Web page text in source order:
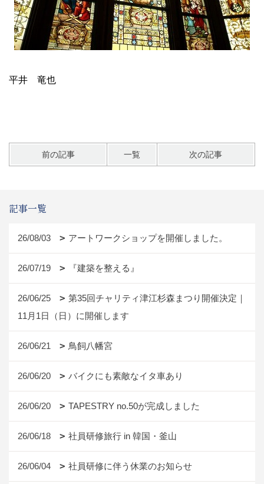
平井 竜也
前の記事 一覧 次の記事
記事一覧
26/08/03 アートワークショップを開催しました。
26/07/19 『建築を整える』
26/06/25
第35回チャリティ津江杉森まつり開催決定｜
11月1日（日）に開催します
26/06/21 鳥飼八幡宮
26/06/20 バイクにも素敵なイタ車あり
26/06/20 TAPESTRY no.50が完成しました
26/06/18 社員研修旅行 in 韓国・釜山
26/06/04 社員研修に伴う休業のお知らせ